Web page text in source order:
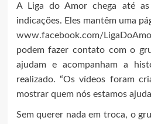
A Liga do Amor chega até
indicações. Eles mantêm uma
www.facebook.com/
podem fazer contato com o
ajudam e acompanham a
realizado. “Os vídeos foram
mostrar quem nós estamos
Sem querer nada em troca, o